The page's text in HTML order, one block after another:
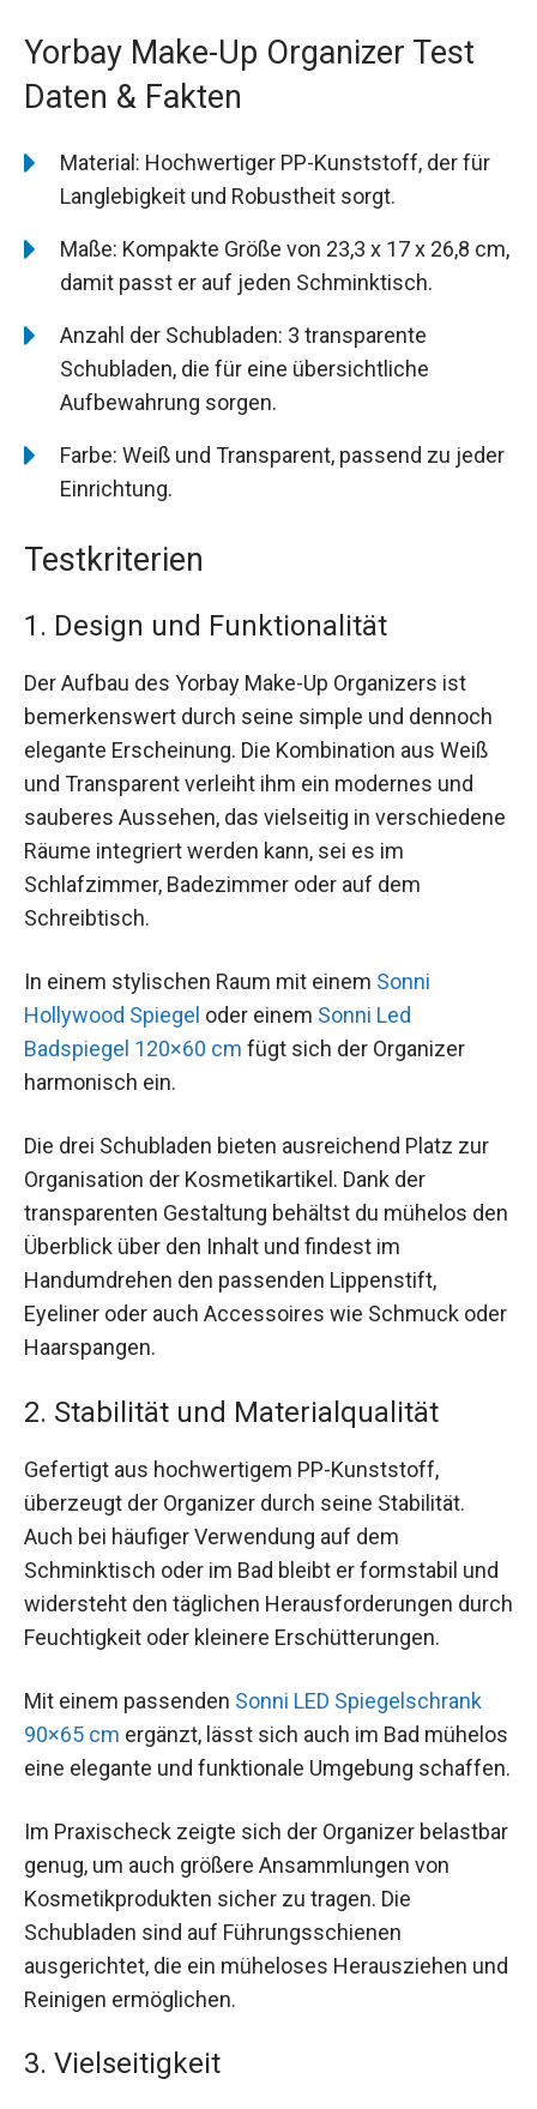
Yorbay Make-Up Organizer Test
Daten & Fakten
Material: Hochwertiger PP-Kunststoff, der für
Langlebigkeit und Robustheit sorgt.
Maße: Kompakte Größe von 23,3 x 17 x 26,8 cm,
damit passt er auf jeden Schminktisch.
Anzahl der Schubladen: 3 transparente
Schubladen, die für eine übersichtliche
Aufbewahrung sorgen.
Farbe: Weiß und Transparent, passend zu jeder
Einrichtung.
Testkriterien
1. Design und Funktionalität
Der Aufbau des Yorbay Make-Up Organizers ist
bemerkenswert durch seine simple und dennoch
elegante Erscheinung. Die Kombination aus Weiß
und Transparent verleiht ihm ein modernes und
sauberes Aussehen, das vielseitig in verschiedene
Räume integriert werden kann, sei es im
Schlafzimmer, Badezimmer oder auf dem
Schreibtisch.
In einem stylischen Raum mit einem Sonni
Hollywood Spiegel oder einem Sonni Led
Badspiegel 120×60 cm fügt sich der Organizer
harmonisch ein.
Die drei Schubladen bieten ausreichend Platz zur
Organisation der Kosmetikartikel. Dank der
transparenten Gestaltung behältst du mühelos den
Überblick über den Inhalt und findest im
Handumdrehen den passenden Lippenstift,
Eyeliner oder auch Accessoires wie Schmuck oder
Haarspangen.
2. Stabilität und Materialqualität
Gefertigt aus hochwertigem PP-Kunststoff,
überzeugt der Organizer durch seine Stabilität.
Auch bei häufiger Verwendung auf dem
Schminktisch oder im Bad bleibt er formstabil und
widersteht den täglichen Herausforderungen durch
Feuchtigkeit oder kleinere Erschütterungen.
Mit einem passenden Sonni LED Spiegelschrank
90×65 cm ergänzt, lässt sich auch im Bad mühelos
eine elegante und funktionale Umgebung schaffen.
Im Praxischeck zeigte sich der Organizer belastbar
genug, um auch größere Ansammlungen von
Kosmetikprodukten sicher zu tragen. Die
Schubladen sind auf Führungsschienen
ausgerichtet, die ein müheloses Herausziehen und
Reinigen ermöglichen.
3. Vielseitigkeit